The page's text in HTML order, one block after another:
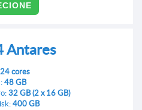
Antares
24 cores
48 GB
32 GB (2 x 16 GB)
400 GB